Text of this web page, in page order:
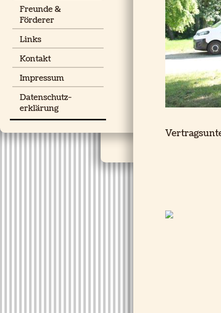
Freunde &
Förderer
Links
Kontakt
Impressum
Datenschutz-
erklärung